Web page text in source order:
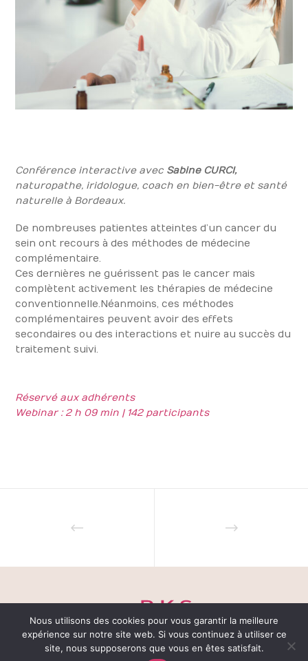
Conférence interactive avec Sabine CURCI,
naturopathe, iridologue, coach en bien-être et santé
naturelle à Bordeaux.
De nombreuses patientes atteintes d’un cancer du
sein ont recours à des méthodes de médecine
complémentaire.
Ces dernières ne guérissent pas le cancer mais
complètent activement les thérapies de médecine
conventionnelle. Néanmoins, ces méthodes
complémentaires peuvent avoir des effets
secondaires ou des interactions et nuire au succès du
traitement suivi.
Réservé aux adhérents
Webinar : 2 h 09 min | 142 participants
Nous utilisons des cookies pour vous garantir la meilleure
expérience sur notre site web. Si vous continuez à utiliser ce
site, nous supposerons que vous en êtes satisfait.